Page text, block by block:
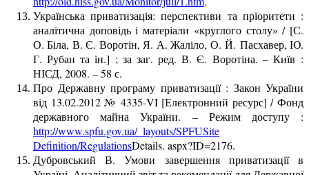
Українська приватизація: перспективи та пріоритети :
аналітична доповідь і матеріали «круглого столу» / [С.
О. Біла, В. Є. Воротін, Я. А. Жаліло, О. Й. Пасхавер, Ю.
Г. Рубан та ін.] ; за заг. ред. В. Є. Воротіна. – Київ :
НІСД, 2008. – 58 с.
Про Державну програму приватизації : Закон України
від 13.02.2012 № 4335-VI [Електронний ресурс] / Фонд
державного майна України. – Режим доступу :
http://www.spfu.gov.ua/_layouts/SPFUSite
Definition/RegulationsDetails. aspx?ID=2176.
Дубровський В. Умови завершення приватизації в